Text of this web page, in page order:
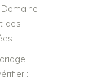
des
: